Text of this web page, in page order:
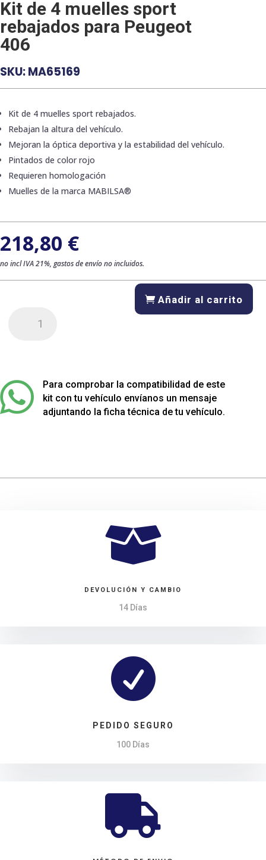
Kit de 4 muelles sport
rebajados para Peugeot
406
SKU:MA65169
Kit de 4 muelles sport rebajados.
Rebajan la altura del vehículo.
Mejoran la óptica deportiva y la estabilidad del vehículo.
Pintados de color rojo
Requieren homologación
Muelles de la marca MABILSA®
218,80 €
no incl IVA 21%, gastos de envío no incluidos.
rebajados
para
Peugeot
Añadir al carrito

Para comprobar la compatibilidad de este
kit con tu vehículo envíanos un mensaje
adjuntando la ficha técnica de tu vehículo.

DEVOLUCIÓN Y CAMBIO
14 Días

PEDIDO SEGURO
100 Días
